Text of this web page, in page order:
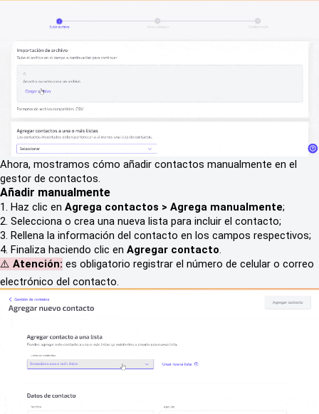
Ahora, mostramos cómo añadir contactos manualmente en el
gestor de contactos.
Añadir manualmente
1. Haz clic en Agrega contactos > Agrega manualmente;
2. Selecciona o crea una nueva lista para incluir el contacto;
3. Rellena la información del contacto en los campos respectivos;
4. Finaliza haciendo clic en Agregar contacto.
⚠️ Atención: es obligatorio registrar el número de celular o correo
electrónico del contacto.